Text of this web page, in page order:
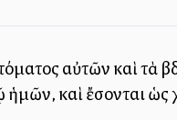
αὐτῶν καὶ
καὶ ἔσονται